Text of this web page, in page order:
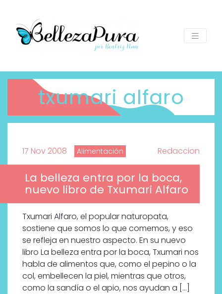
txumari alfaro
17 Nov 2008 Alimentación Redaccion
La belleza entra por la boca,
nuevo libro de Txumari Alfaro
Txumari Alfaro, el popular naturopata,
sostiene que somos lo que comemos, y eso
se refleja en nuestro aspecto. En su nuevo
libro La belleza entra por la boca, Txumari nos
habla de alimentos que, como el pepino o la
col, embellecen la piel, mientras que otros,
como la sandía o el apio, nos ayudan a […]